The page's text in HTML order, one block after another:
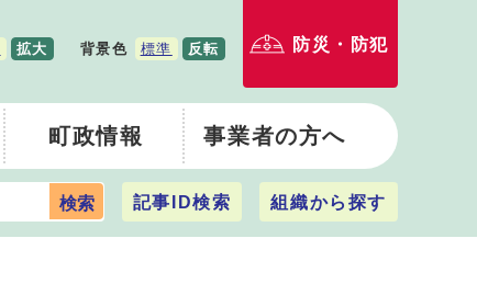
拡大 背景色 標準 反転 防災・防犯
町政情報 事業者の方へ
検索 記事ID検索 組織から探す